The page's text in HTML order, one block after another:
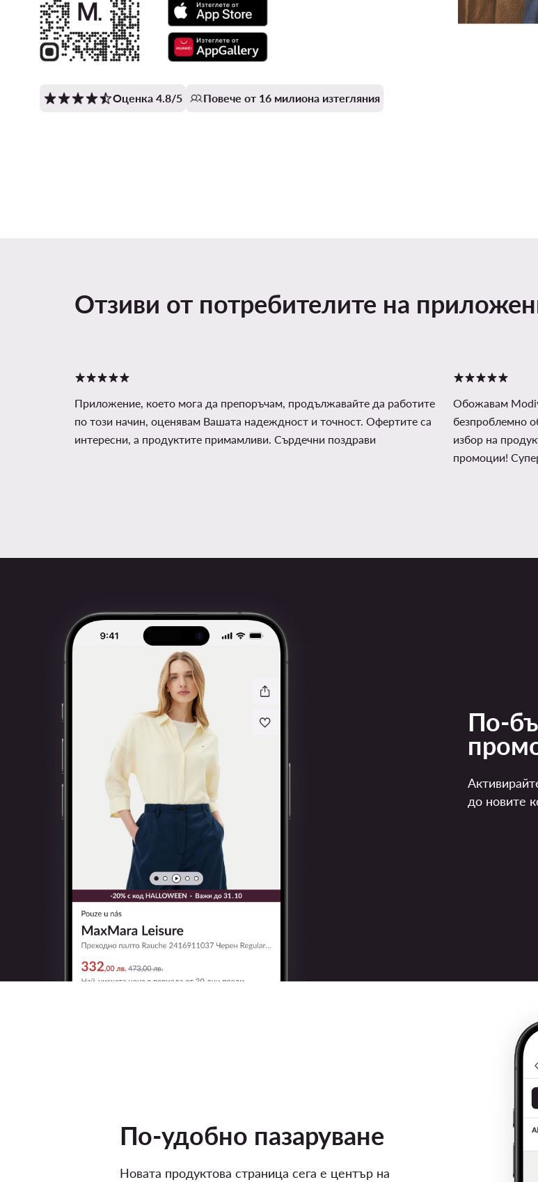
Оценка 4.8/5 Повече от 16 милиона изтегляния
Отзиви от потребителите на
Приложение, което мога да препоръчам, продължавайте да работите
по този начин, оценявам Вашата надеждност и точност. Офертите са
интересни, а продуктите примамливи. Сърдечни поздрави
Обожавам
безпроблемно
избор на
промоции!
По-
до новите
По-удобно пазаруване
Новата продуктова страница сега е център на